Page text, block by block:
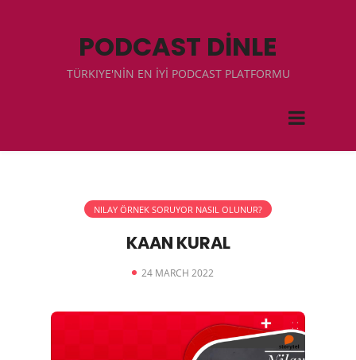
PODCAST DİNLE
TÜRKIYE'NİN EN İYİ PODCAST PLATFORMU
NILAY ÖRNEK SORUYOR NASIL OLUNUR?
KAAN KURAL
24 MARCH 2022